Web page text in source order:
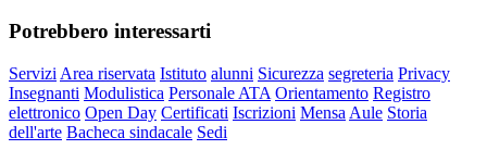
Potrebbero interessarti
Servizi Area riservata Istituto alunni Sicurezza segreteria Privacy
Insegnanti Modulistica Personale ATA Orientamento Registro
elettronico Open Day Certificati Iscrizioni Mensa Aule Storia
dell'arte Bacheca sindacale Sedi